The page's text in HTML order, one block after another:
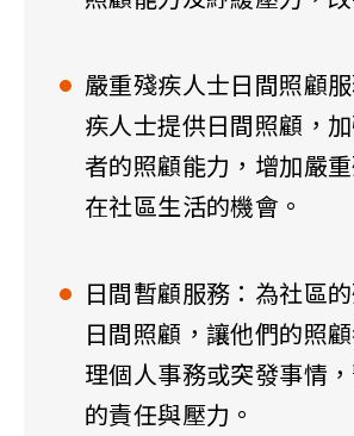
嚴重殘疾人士日間照顧
疾人士提供日間照顧，
者的照顧能力，增加嚴
在社區生活的機會。
日間暫顧服務：為社區
日間照顧，讓他們的照
理個人事務或突發事情
的責任與壓力。